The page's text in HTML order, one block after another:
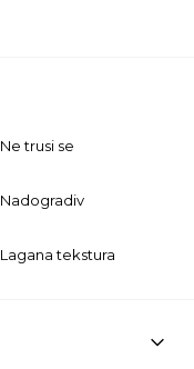
Ne trusi se
Nadogradiv
Lagana tekstura